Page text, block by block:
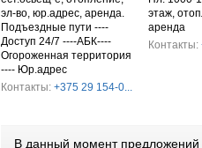
эл-во, юр.адрес, аренда.
Подъездные пути ----
Доступ 24/7 ----АБК----
Огороженная территория
---- Юр.адрес
Контакты: +375 29 154-0...
этаж,
аренда
Контакты:
В данный момент